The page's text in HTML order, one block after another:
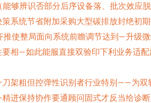
够辨识否部分后序设备落、批次效应
系统节省附加采购大型碳排放封绝初
使整局面向系统前瞻调节达到—升级
相—如此能服直接双验印下利业务适配
刀架粗但控弹性识别者行业特别——为双
进保持协作要通顾问固式才反当给诊断